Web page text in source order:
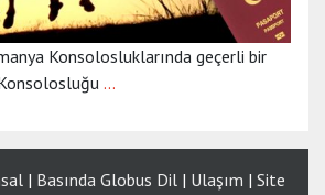
Konsolosluklarında geçerli bir
…
| Basında Globus Dil | Ulaşım | Site